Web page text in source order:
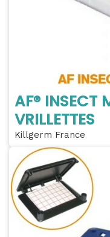
AF® INSECT
VRILLETTES
Killgerm France